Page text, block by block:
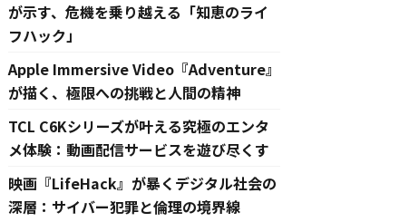
が示す、危機を乗り越える「知恵のライ
フハック」
Apple Immersive Video『Adventure』
が描く、極限への挑戦と人間の精神
TCL C6Kシリーズが叶える究極のエンタ
メ体験：動画配信サービスを遊び尽くす
映画『LifeHack』が暴くデジタル社会の
深層：サイバー犯罪と倫理の境界線